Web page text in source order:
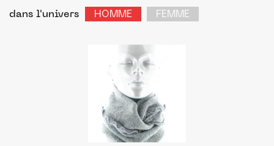
dans l'univers
HOMME FEMME